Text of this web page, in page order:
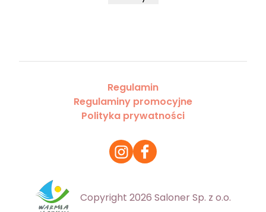
Regulamin
Regulaminy promocyjne
Polityka prywatności
Copyright 2026 Saloner Sp. z o.o.